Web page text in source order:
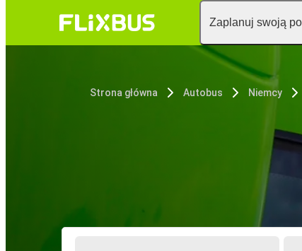
Zaplanuj swoją
Strona główna Autobus Niemcy